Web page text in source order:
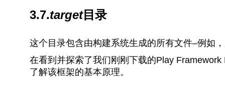
3.7.target目录
这个目录包含由构建系统生成的所有文件–例如
在看到并探索了我们刚刚下载的Play
了解该框架的基本原理。